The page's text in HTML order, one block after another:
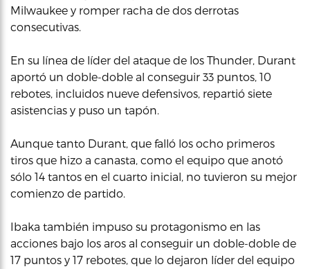
Milwaukee y romper racha de dos derrotas
consecutivas.
En su línea de líder del ataque de los Thunder, Durant
aportó un doble-doble al conseguir 33 puntos, 10
rebotes, incluidos nueve defensivos, repartió siete
asistencias y puso un tapón.
Aunque tanto Durant, que falló los ocho primeros
tiros que hizo a canasta, como el equipo que anotó
sólo 14 tantos en el cuarto inicial, no tuvieron su mejor
comienzo de partido.
Ibaka también impuso su protagonismo en las
acciones bajo los aros al conseguir un doble-doble de
17 puntos y 17 rebotes, que lo dejaron líder del equipo